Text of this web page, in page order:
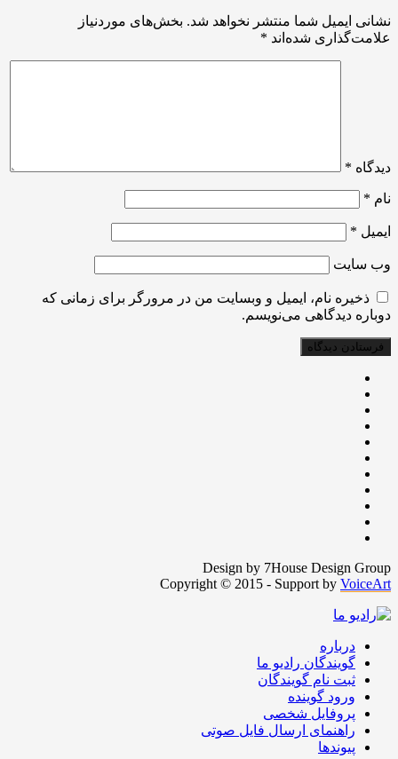
نشانی ایمیل شما منتشر نخواهد شد. بخش‌های موردنیاز
علامت‌گذاری شده‌اند *
دیدگاه *
نام *
ایمیل *
وب‌ سایت
ذخیره نام، ایمیل و وبسایت من در مرورگر برای زمانی که
دوباره دیدگاهی می‌نویسم.
Design by 7House Design Group
Copyright © 2015 - Support by VoiceArt
درباره
گویندگان رادیو ما
ثبت نام گویندگان
ورود گوینده
پروفایل شخصی
راهنمای ارسال فایل صوتی
پیوندها